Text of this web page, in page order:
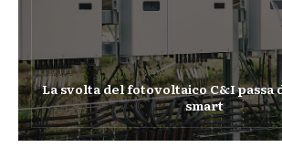
La svolta del fotovoltaico C&I
smart